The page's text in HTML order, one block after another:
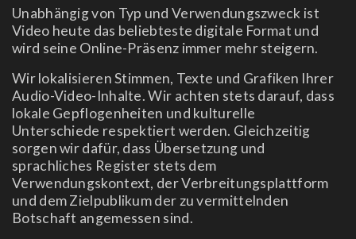
Unabhängig von Typ und Verwendungszweck ist
Video heute das beliebteste digitale Format und
wird seine Online-Präsenz immer mehr steigern.
Wir lokalisieren Stimmen, Texte und Grafiken Ihrer
Audio-Video-Inhalte. Wir achten stets darauf, dass
lokale Gepflogenheiten und kulturelle
Unterschiede respektiert werden. Gleichzeitig
sorgen wir dafür, dass Übersetzung und
sprachliches Register stets dem
Verwendungskontext, der Verbreitungsplattform
und dem Zielpublikum der zu vermittelnden
Botschaft angemessen sind.